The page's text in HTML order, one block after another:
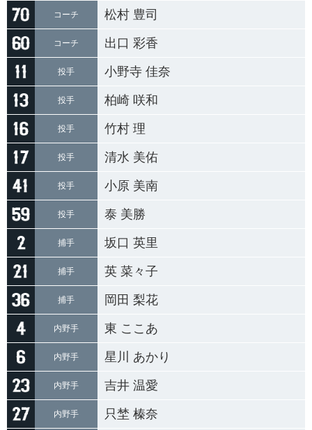
コーチ 松村 豊司
コーチ 出口 彩香
投手 小野寺 佳奈
投手 柏崎 咲和
投手 竹村 理
投手 清水 美佑
投手 小原 美南
投手 泰 美勝
捕手 坂口 英里
捕手 英 菜々子
捕手 岡田 梨花
内野手 東 ここあ
内野手 星川 あかり
内野手 吉井 温愛
内野手 只埜 榛奈